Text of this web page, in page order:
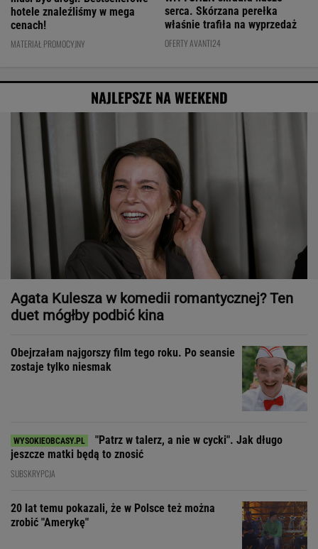
hotele znaleźliśmy w mega
cenach!
MATERIAŁ PROMOCYJNY
serca. Skórzana perełka
właśnie trafiła na wyprzedaż
OFERTY AVANTI24
NAJLEPSZE NA WEEKEND
Agata Kulesza w komedii romantycznej? Ten
duet mógłby podbić kina
Obejrzałam najgorszy film tego roku. Po seansie
zostaje tylko niesmak
"Patrz w talerz, a nie w cycki". Jak długo
jeszcze matki będą to znosić
SUBSKRYPCJA
20 lat temu pokazali, że w Polsce też można
zrobić "Amerykę"